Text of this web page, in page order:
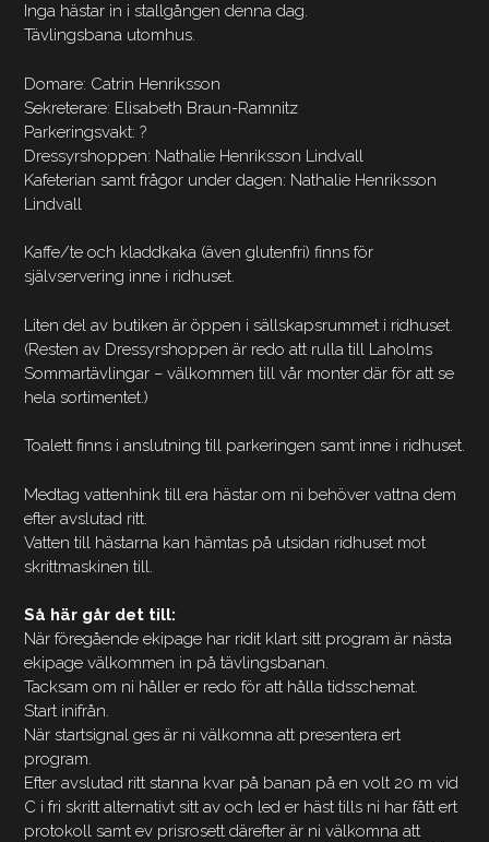
Inga hästar in i stallgången denna dag.
Tävlingsbana utomhus.
Domare: Catrin Henriksson
Sekreterare: Elisabeth Braun-Ramnitz
Parkeringsvakt: ?
Dressyrshoppen: Nathalie Henriksson Lindvall
Kafeterian samt frågor under dagen: Nathalie Henriksson
Lindvall
Kaffe/te och kladdkaka (även glutenfri) finns för
självservering inne i ridhuset.
Liten del av butiken är öppen i sällskapsrummet i ridhuset.
(Resten av Dressyrshoppen är redo att rulla till Laholms
Sommartävlingar – välkommen till vår monter där för att se
hela sortimentet.)
Toalett finns i anslutning till parkeringen samt inne i ridhuset.
Medtag vattenhink till era hästar om ni behöver vattna dem
efter avslutad ritt.
Vatten till hästarna kan hämtas på utsidan ridhuset mot
skrittmaskinen till.
Så här går det till:
När föregående ekipage har ridit klart sitt program är nästa
ekipage välkommen in på tävlingsbanan.
Tacksam om ni håller er redo för att hålla tidsschemat.
Start inifrån.
När startsignal ges är ni välkomna att presentera ert
program.
Efter avslutad ritt stanna kvar på banan på en volt 20 m vid
C i fri skritt alternativt sitt av och led er häst tills ni har fått ert
protokoll samt ev prisrosett därefter är ni välkomna att